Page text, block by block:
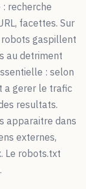
recherche
facettes. Sur
robots gaspillent
au detriment
: selon
a gerer le trafic
resultats.
apparaitre dans
externes,
Le robots.txt